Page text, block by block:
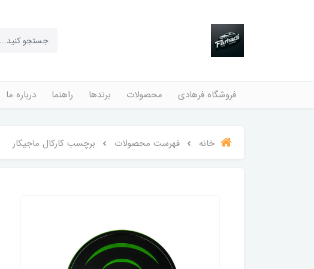
فروشگاه فرهادی محصولات برندها راهنما درباره ما
خانه فهرست محصولات برچسب کارکال ماجیکار